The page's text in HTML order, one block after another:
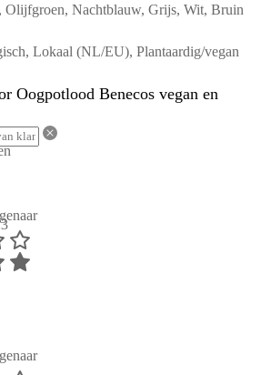
Olijfgroen, Nachtblauw, Grijs, Wit, Bruin
Lokaal (NL/EU), Plantaardig/vegan
Oogpotlood Benecos vegan en